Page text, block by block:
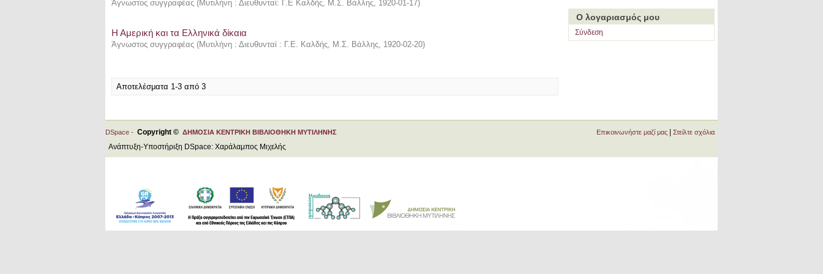
Άγνωστος συγγραφέας (Μυτιλήνη : Διευθυνταί: Γ.Ε Καλδής, Μ.Σ. Βάλλης, 1920-01-17)
Η Αμερική και τα Ελληνικά δίκαια
Άγνωστος συγγραφέας (Μυτιλήνη : Διευθυνταί : Γ.Ε. Καλδής, Μ.Σ. Βάλλης, 1920-02-20)
Αποτελέσματα 1-3 από 3
Ο λογαριασμός μου
Σύνδεση
DSpace - Copyright © ΔΗΜΟΣΙΑ ΚΕΝΤΡΙΚΗ ΒΙΒΛΙΟΘΗΚΗ ΜΥΤΙΛΗΝΗΣ
Ανάπτυξη-Υποστήριξη DSpace: Χαράλαμπος Μιχελής
Επικοινωνήστε μαζί μας Στείλτε σχόλια